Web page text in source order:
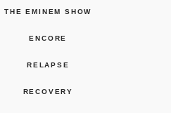
THE EMINEM SHOW
ENCORE
RELAPSE
RECOVERY